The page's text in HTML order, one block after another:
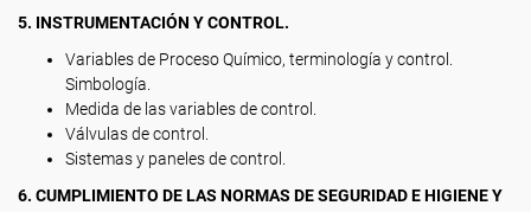
5. INSTRUMENTACIÓN Y CONTROL.
Variables de Proceso Químico, terminología y control.
Simbología.
Medida de las variables de control.
Válvulas de control.
Sistemas y paneles de control.
6. CUMPLIMIENTO DE LAS NORMAS DE SEGURIDAD E HIGIENE Y